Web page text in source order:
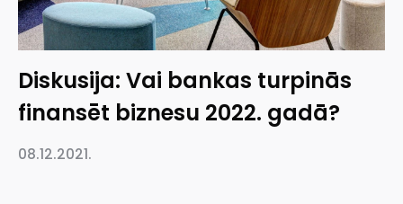
Diskusija: Vai bankas turpinās
finansēt biznesu 2022. gadā?
08.12.2021.